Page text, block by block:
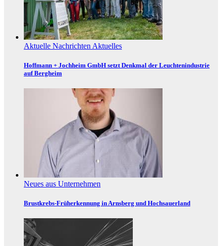
Aktuelle Nachrichten Aktuelles
Hoffmann + Jochheim GmbH setzt Denkmal der Leuchtenindustrie
auf Bergheim
Neues aus Unternehmen
Brustkrebs-Früherkennung in Arnsberg und Hochsauerland